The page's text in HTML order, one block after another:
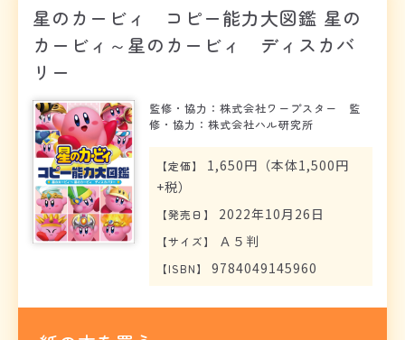
星のカービィ コピー能力大図鑑 星の
カービィ～星のカービィ ディスカバ
リー
監修・協力：株式会社ワープスター 監
修・協力：株式会社ハル研究所
【定価】
1,650円（本体1,500円
+税）
【発売日 】 2022年10月26日
【サイズ】 Ａ５判
【ISBN】 9784049145960